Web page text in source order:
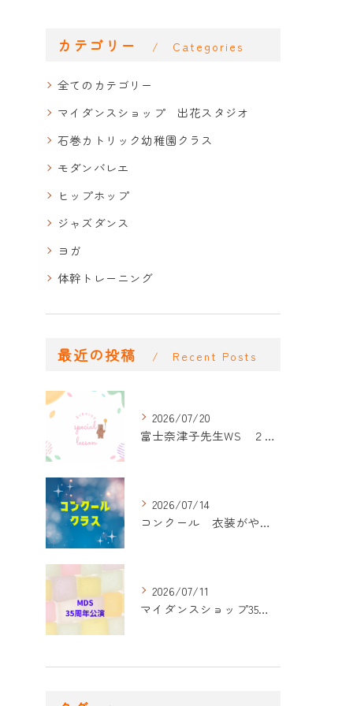
カテゴリー Categories
全てのカテゴリー
マイダンスショップ 出花スタジオ
石巻カトリック幼稚園クラス
モダンバレエ
ヒップホップ
ジャズダンス
ヨガ
体幹トレーニング
最近の投稿 Recent Posts
2026/07/20
富士奈津子先生WS ２回目
2026/07/14
コンクール 衣装がやって来た！
2026/07/11
マイダンスショップ35周年記念公演 振付開始